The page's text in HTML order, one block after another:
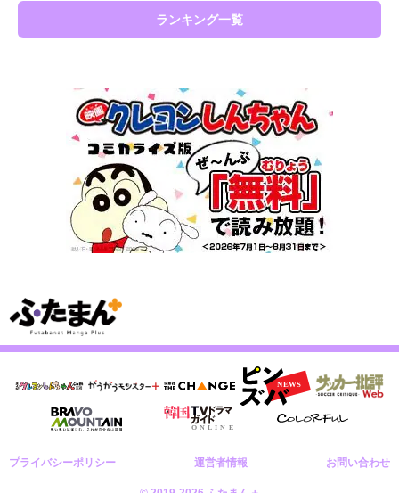
ランキング一覧
プライバシーポリシー 運営者情報 お問い合わせ